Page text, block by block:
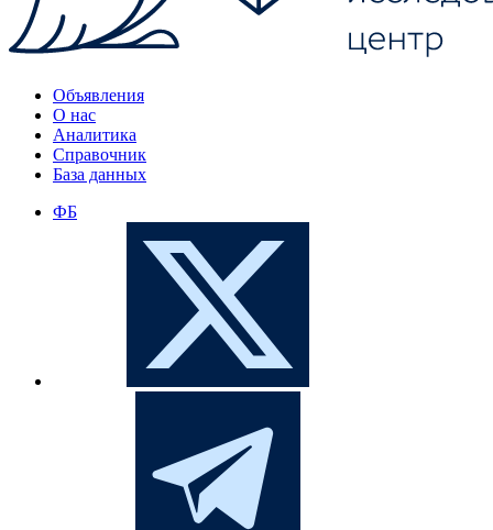
Объявления
О нас
Аналитика
Справочник
База данных
ФБ